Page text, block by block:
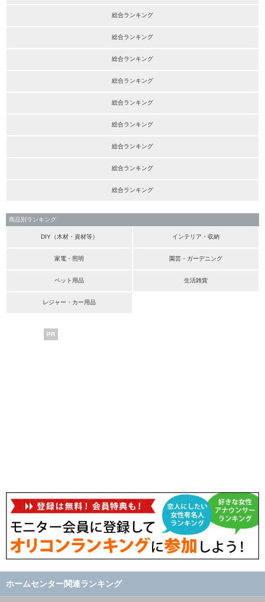
総合ランキング
総合ランキング
総合ランキング
総合ランキング
総合ランキング
総合ランキング
総合ランキング
総合ランキング
総合ランキング
商品別ランキング
DIY（木材・資材等） インテリア・収納
家電・照明 園芸・ガーデニング
ペット用品 生活雑貨
レジャー・カー用品
PR
ホームセンター関連ランキング